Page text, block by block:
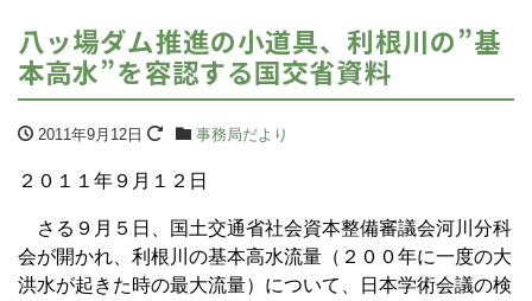
八ッ場ダム推進の小道具、利根川の”基
本高水”を容認する国交省資料
2011年9月12日 事務局だより
２０１１年９月１２日
さる９月５日、国土交通省社会資本整備審議会河川分科
会が開かれ、利根川の基本高水流量（２００年に一度の大
洪水が起きた時の最大流量）について、日本学術会議の検